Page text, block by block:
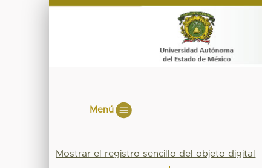
Menú
Mostrar el registro sencillo del objeto digital